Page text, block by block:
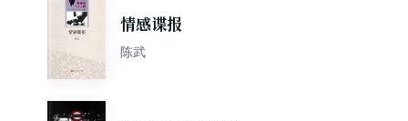
情感谍报
陈武